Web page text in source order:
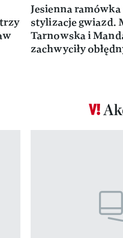
Jesienna
stylizacje gwiazd.
Tarnowska i
zachwyciły